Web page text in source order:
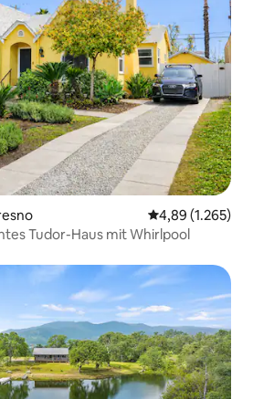
4,89 (1.265)
Tudor-Haus mit Whirlpool